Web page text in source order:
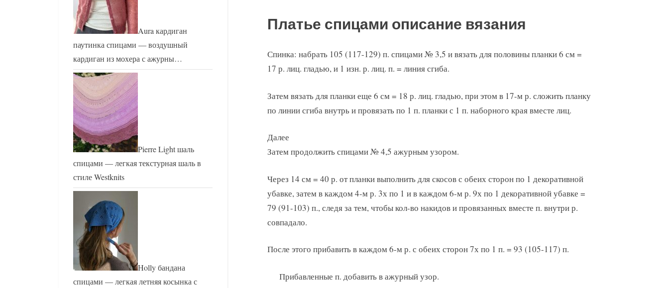
Платье спицами описание вязания
Спинка: набрать 105 (117-129) п. спицами № 3,5 и вязать для половины планки 6 см =
17 р. лиц. гладью, и 1 изн. р. лиц. п. = линия сгиба.
Затем вязать для планки еще 6 см = 18 р. лиц. гладью, при этом в 17-м р. сложить планку
по линии сгиба внутрь и провязать по 1 п. планки с 1 п. наборного края вместе лиц.
Далее
Затем продолжить спицами № 4,5 ажурным узором.
Через 14 см = 40 р. от планки выполнить для скосов с обеих сторон по 1 декоративной
убавке, затем в каждом 4-м р. 3х по 1 и в каждом 6-м р. 9х по 1 декоративной убавке =
79 (91-103) п., следя за тем, чтобы кол-во накидов и провязанных вместе п. внутри р.
совпадало.
После этого прибавить в каждом 6-м р. с обеих сторон 7х по 1 п. = 93 (105-117) п.
Прибавленные п. добавить в ажурный узор.
Aura кардиган
паутинка спицами — воздушный
кардиган из мохера с ажурны…
Pierre Light шаль
спицами — легкая текстурная шаль в
стиле Westknits
Holly бандана
спицами — легкая летняя косынка с